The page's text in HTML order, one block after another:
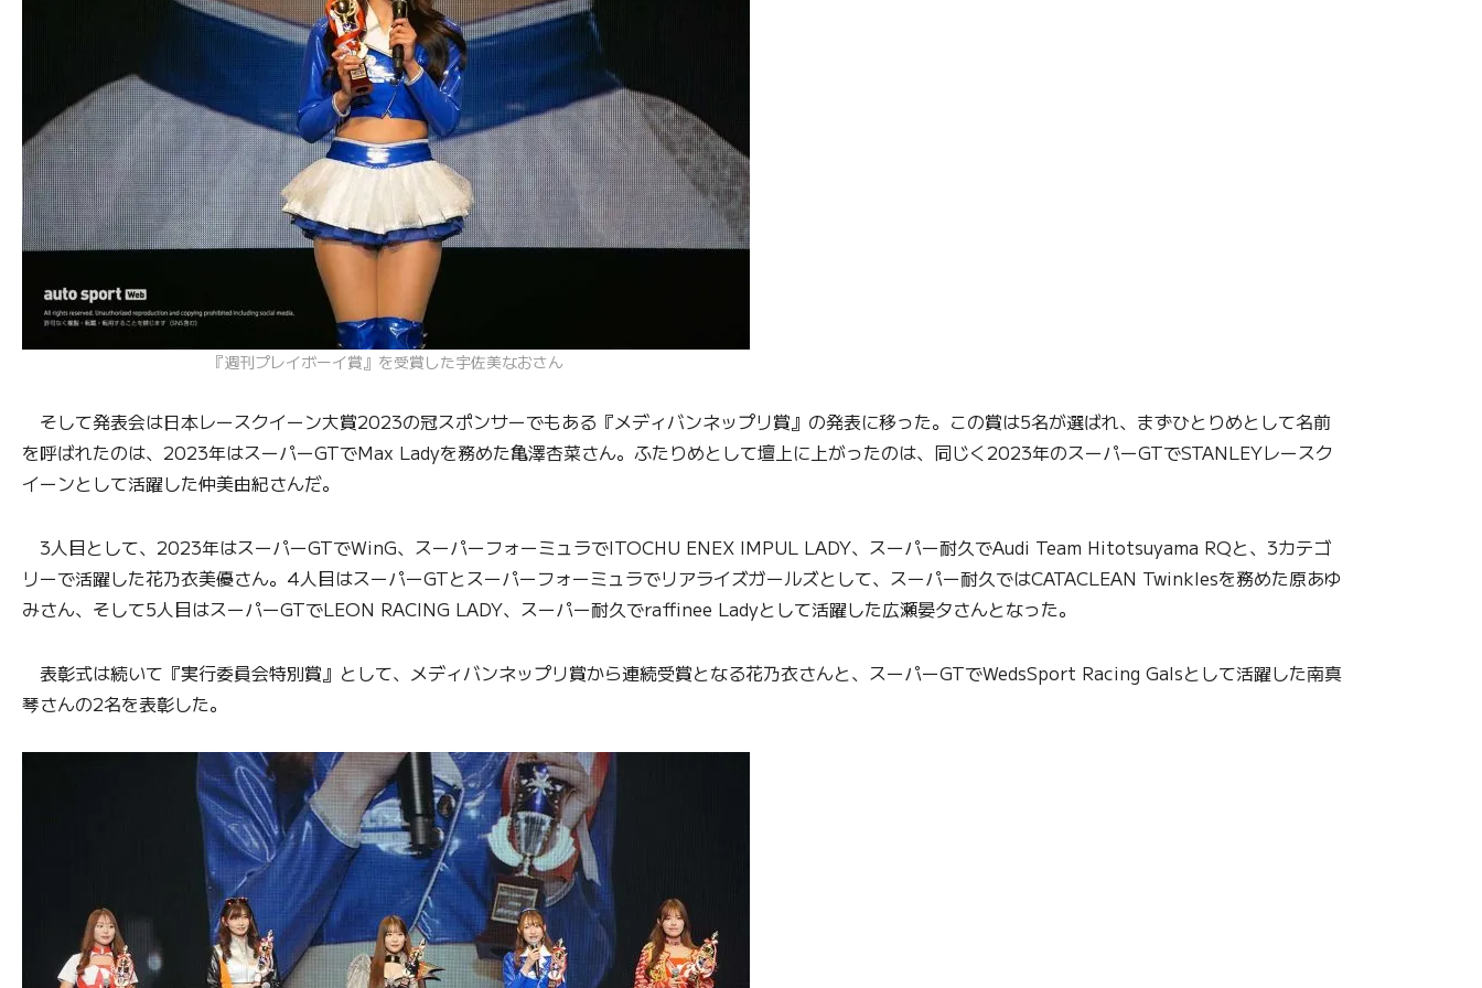
『週刊プレイボーイ賞』を受賞した宇佐美なおさん
そして発表会は日本レースクイーン大賞2023の冠スポンサーでもある『メディバンネップリ賞』の発表に移った。この賞は5名が選ばれ、まずひとりめとして名前
を呼ばれたのは、2023年はスーパーGTでMax Ladyを務めた亀澤杏菜さん。ふたりめとして壇上に上がったのは、同じく2023年のスーパーGTでSTANLEYレースク
イーンとして活躍した仲美由紀さんだ。
3人目として、2023年はスーパーGTでWinG、スーパーフォーミュラでITOCHU ENEX IMPUL LADY、スーパー耐久でAudi Team Hitotsuyama RQと、3カテゴ
リーで活躍した花乃衣美優さん。4人目はスーパーGTとスーパーフォーミュラでリアライズガールズとして、スーパー耐久ではCATACLEAN Twinklesを務めた原あゆ
みさん、そして5人目はスーパーGTでLEON RACING LADY、スーパー耐久でraffinee Ladyとして活躍した広瀬晏夕さんとなった。
表彰式は続いて『実行委員会特別賞』として、メディバンネップリ賞から連続受賞となる花乃衣さんと、スーパーGTでWedsSport Racing Galsとして活躍した南真
琴さんの2名を表彰した。